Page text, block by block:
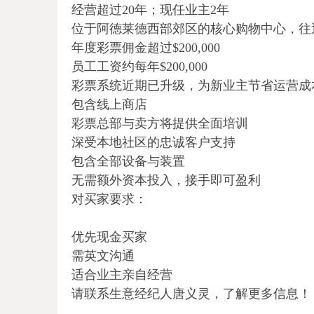
经营超过20年；现任业主2年
位于阿德莱德西部郊区的核心购物中心，
年度彩票佣金超过$200,000
员工工资约每年$200,000
彩票系统近期已升级，为新业主节省运营成
包含线上商店
彩票总部与卖方将提供全面培训
深受本地社区的忠诚客户支持
包含全部设备与装置
无需额外资本投入，接手即可盈利
对买家要求：
优先现金买家
需英文沟通
适合业主亲自经营
请联系生意经纪人唐义灵，了解更多信息！